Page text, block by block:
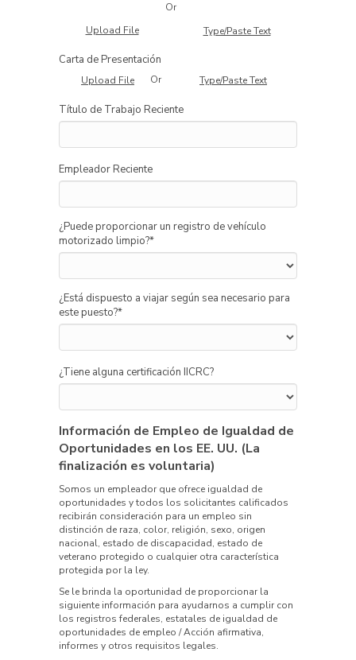
Upload File
Or
Type/Paste Text
Carta de Presentación
Upload File Or Type/Paste Text
Título de Trabajo Reciente
Empleador Reciente
¿Puede proporcionar un registro de vehículo
motorizado limpio?*
¿Está dispuesto a viajar según sea necesario para
este puesto?*
¿Tiene alguna certificación IICRC?
Información de Empleo de Igualdad de
Oportunidades en los EE. UU. (La
finalización es voluntaria)
Somos un empleador que ofrece igualdad de
oportunidades y todos los solicitantes calificados
recibirán consideración para un empleo sin
distinción de raza, color, religión, sexo, origen
nacional, estado de discapacidad, estado de
veterano protegido o cualquier otra característica
protegida por la ley.
Se le brinda la oportunidad de proporcionar la
siguiente información para ayudarnos a cumplir con
los registros federales, estatales de igualdad de
oportunidades de empleo / Acción afirmativa,
informes y otros requisitos legales.